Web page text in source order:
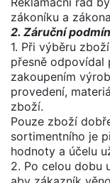
zákoníku a
2. Záruční
1. Při výběru
přesně odpovídal
zakoupením
provedení,
zboží.
Pouze zboží
sortimentního je
hodnoty a účelu
2. Po celou dobu